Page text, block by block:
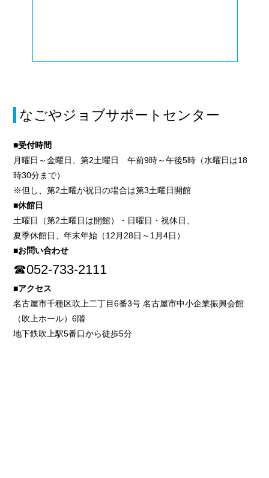
なごやジョブサポートセンター
■受付時間
月曜日～金曜日、第2土曜日 午前9時～午後5時（水曜日は18
時30分まで）
※但し、第2土曜が祝日の場合は第3土曜日開館
■休館日
土曜日（第2土曜日は開館）・日曜日・祝休日、
夏季休館日、年末年始（12月28日～1月4日）
■お問い合わせ
☎052-733-2111
■アクセス
名古屋市千種区吹上二丁目6番3号 名古屋市中小企業振興会館
（吹上ホール）6階
地下鉄吹上駅5番口から徒歩5分